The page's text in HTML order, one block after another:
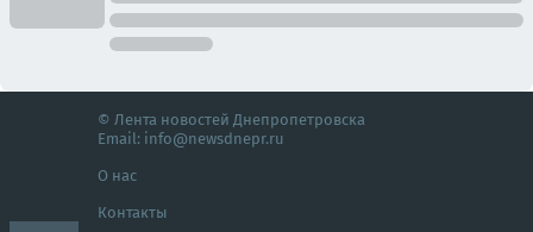
© Лента новостей Днепропетровска
Email: info@newsdnepr.ru
О нас
Контакты